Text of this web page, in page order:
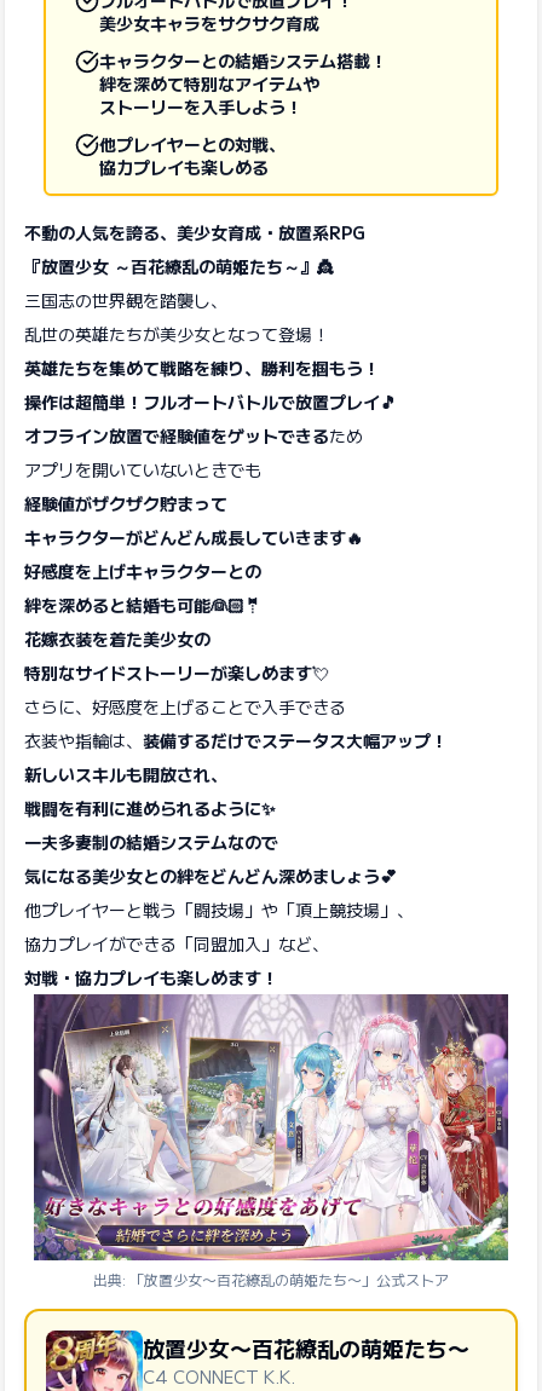
美少女キャラをサクサク育成
キャラクターとの結婚システム搭載！
絆を深めて特別なアイテムや
ストーリーを入手しよう！
他プレイヤーとの対戦、
協力プレイも楽しめる
不動の人気を誇る、美少女育成・放置系RPG
『放置少女 ～百花繚乱の萌姫たち～』👸
三国志の世界観を踏襲し、
乱世の英雄たちが美少女となって登場！
英雄たちを集めて戦略を練り、勝利を掴もう！
操作は超簡単！フルオートバトルで放置プレイ🎵
オフライン放置で経験値をゲットできるため
アプリを開いていないときでも
経験値がザクザク貯まって
キャラクターがどんどん成長していきます🔥
好感度を上げキャラクターとの
絆を深めると結婚も可能👰🏻🤵
花嫁衣装を着た美少女の
特別なサイドストーリーが楽しめます💘
さらに、好感度を上げることで入手できる
衣装や指輪は、 装備するだけでステータス大幅アップ！
新しいスキルも開放され、
戦闘を有利に進められるように✨
一夫多妻制の結婚システムなので
気になる美少女との絆をどんどん深めましょう💕
他プレイヤーと戦う「闘技場」や「頂上競技場」、
協力プレイができる「同盟加入」など、
対戦・協力プレイも楽しめます！
出典: 「放置少女〜百花繚乱の萌姫たち〜」公式ストア
放置少女〜百花繚乱の萌姫たち〜
C4 CONNECT K.K.